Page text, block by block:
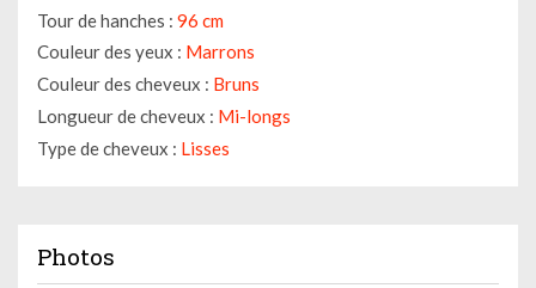
Tour de hanches : 96 cm
Couleur des yeux : Marrons
Couleur des cheveux : Bruns
Longueur de cheveux : Mi-longs
Type de cheveux : Lisses
Photos